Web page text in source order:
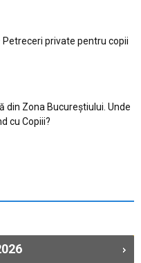
Petreceri private pentru copii
din Zona Bucureştiului. Unde
cu Copiii?